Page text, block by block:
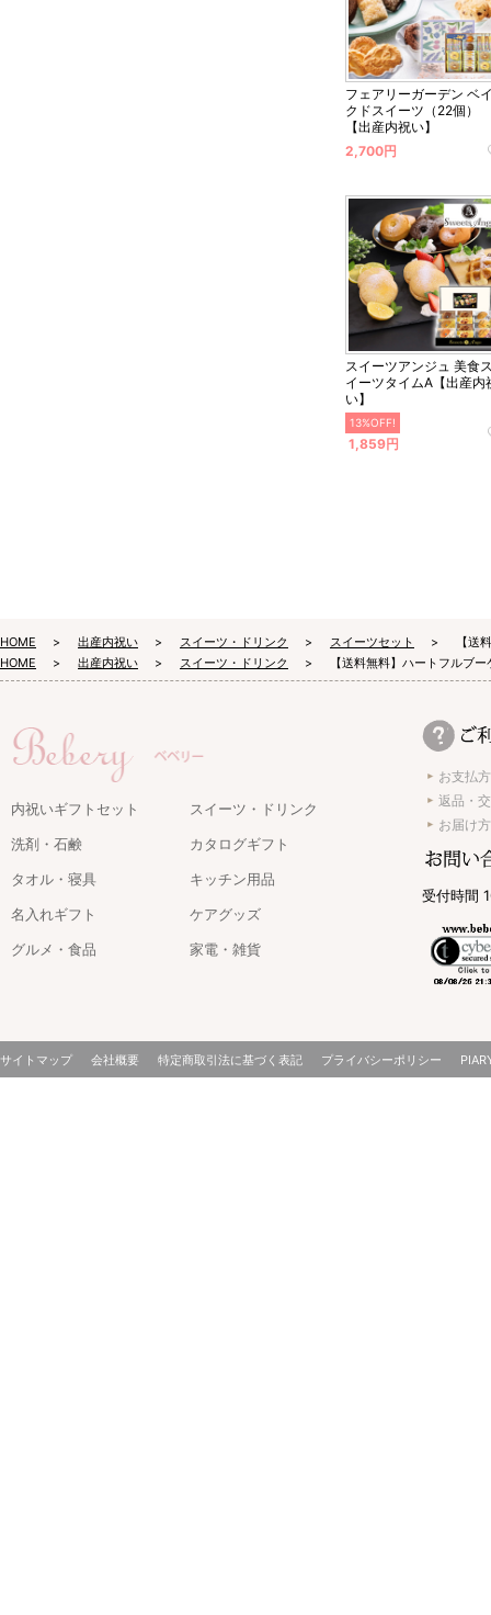
フェアリーガーデン ベ
クドスイーツ（22個）
【出産内祝い】
2,700円
スイーツアンジュ 美食
イーツタイムA【出産内
い】
13%OFF!
1,859円
HOME 出産内祝い スイーツ・ドリンク スイーツセット
【送
HOME
出産内祝い スイーツ・ドリンク 【送料無料】ハートフルブ
内祝いギフトセット
スイーツ・ドリンク
洗剤・石鹸
カタログギフト
タオル・寝具
キッチン用品
名入れギフト
ケアグッズ
グルメ・食品
家電・雑貨
お支払
返品・
お届け
受付時間
サイトマップ 会社概要 特定商取引法に基づく表記 プライバシーポリシー